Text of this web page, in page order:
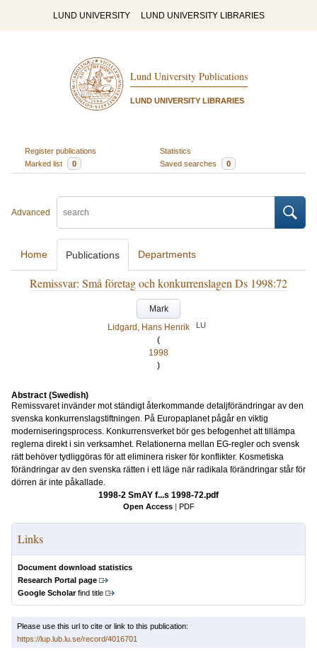
LUND UNIVERSITY LUND UNIVERSITY LIBRARIES
Lund University Publications
LUND UNIVERSITY LIBRARIES
Register publications
Statistics
Marked list
0 Saved searches 0
Advanced
Home Publications Departments
Remissvar: Små företag och konkurrenslagen Ds 1998:72
Mark
Lidgard, Hans Henrik
LU
(
1998
)
Abstract (Swedish)
Remissvaret invänder mot ständigt återkommande detaljförändringar av den
svenska konkurrenslagstiftningen. På Europaplanet pågår en viktig
moderniseringsprocess. Konkurrensverket bör ges befogenhet att tillämpa
reglerna direkt i sin verksamhet. Relationerna mellan EG-regler och svensk
rätt behöver tydliggöras för att eliminera risker för konflikter. Kosmetiska
förändringar av den svenska rätten i ett läge när radikala förändringar står för
dörren är inte påkallade.
1998-2 SmAY f...s 1998-72.pdf
Open Access | PDF
Links
Document download statistics
Research Portal page
Google Scholarfind title
Please use this url to cite or link to this publication:
https://lup.lub.lu.se/record/4016701